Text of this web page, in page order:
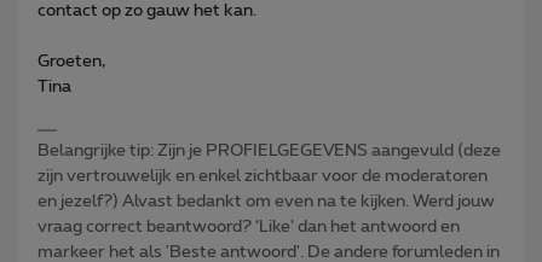
contact op zo gauw het kan.
Groeten,
Tina
Belangrijke tip: Zijn je PROFIELGEGEVENS aangevuld (deze
zijn vertrouwelijk en enkel zichtbaar voor de moderatoren
en jezelf?) Alvast bedankt om even na te kijken. Werd jouw
vraag correct beantwoord? ‘Like’ dan het antwoord en
markeer het als 'Beste antwoord'. De andere forumleden in